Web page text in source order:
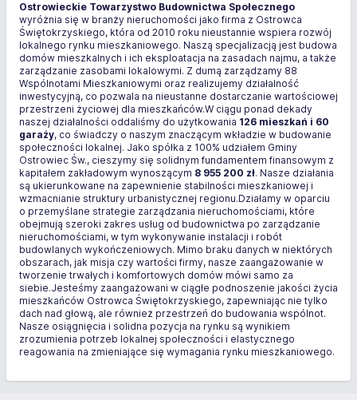
Ostrowieckie Towarzystwo Budownictwa Społecznego
wyróżnia się w branży nieruchomości jako firma z Ostrowca
Świętokrzyskiego, która od 2010 roku nieustannie wspiera rozwój
lokalnego rynku mieszkaniowego. Naszą specjalizacją jest budowa
domów mieszkalnych i ich eksploatacja na zasadach najmu, a także
zarządzanie zasobami lokalowymi. Z dumą zarządzamy 88
Wspólnotami Mieszkaniowymi oraz realizujemy działalność
inwestycyjną, co pozwala na nieustanne dostarczanie wartościowej
przestrzeni życiowej dla mieszkańców.W ciągu ponad dekady
naszej działalności oddaliśmy do użytkowania 126 mieszkań i 60
garaży, co świadczy o naszym znaczącym wkładzie w budowanie
społeczności lokalnej. Jako spółka z 100% udziałem Gminy
Ostrowiec Św., cieszymy się solidnym fundamentem finansowym z
kapitałem zakładowym wynoszącym 8 955 200 zł. Nasze działania
są ukierunkowane na zapewnienie stabilności mieszkaniowej i
wzmacnianie struktury urbanistycznej regionu.Działamy w oparciu
o przemyślane strategie zarządzania nieruchomościami, które
obejmują szeroki zakres usług od budownictwa po zarządzanie
nieruchomościami, w tym wykonywanie instalacji i robót
budowlanych wykończeniowych. Mimo braku danych w niektórych
obszarach, jak misja czy wartości firmy, nasze zaangażowanie w
tworzenie trwałych i komfortowych domów mówi samo za
siebie.Jesteśmy zaangażowani w ciągłe podnoszenie jakości życia
mieszkańców Ostrowca Świętokrzyskiego, zapewniając nie tylko
dach nad głową, ale również przestrzeń do budowania wspólnot.
Nasze osiągnięcia i solidna pozycja na rynku są wynikiem
zrozumienia potrzeb lokalnej społeczności i elastycznego
reagowania na zmieniające się wymagania rynku mieszkaniowego.